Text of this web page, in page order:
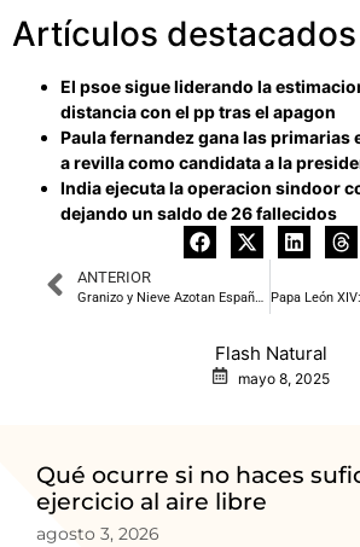
Artículos destacados
El psoe sigue liderando la
distancia con el pp tras el apagon
Paula fernandez gana las primarias
a revilla como candidata a la
India ejecuta la operacion sindoor
dejando un saldo de 26 fallecidos
ANTERIOR
Granizo y Nieve Azotan España: Tiempo Extremo en Murcia y Valencia
Flash Natural
mayo 8, 2025
Qué ocurre si no haces
ejercicio al aire libre
agosto 3, 2026